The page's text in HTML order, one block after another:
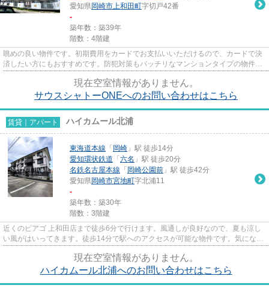
愛知県岡崎市上和田町字切戸42番
-
築年数：築39年
階数：4階建
眺めの良い物件です。初期費用をカードでお支払いいただけるので、カードで決
済したい方にもおすすめです。防犯対策もバッチリなマンションタイプの物件で
現在空室情報がありません。
サウスシャトーONEへのお問い合わせはこちら
賃貸｜アパート ハイカムール北浦
東海道本線 「 岡崎 」駅 徒歩14分
愛知環状鉄道 「 六名 」駅 徒歩20分
名鉄名古屋本線 「 岡崎公園前 」駅 徒歩42分
愛知県岡崎市宮地町字北浦11
-
築年数：築30年
階数：3階建
近くのピアゴ 上和田店まで徒歩6分で行けます。風通しが良好なので、夏も涼し
い風がはいってきます。徒歩14分で駅へのアクセスが可能な物件です。気になる
現在空室情報がありません。
ハイカムール北浦へのお問い合わせはこちら